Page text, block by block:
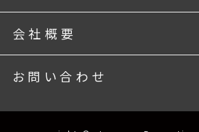
会社概要
お問い合わせ